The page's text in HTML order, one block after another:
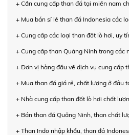
+ Cần cung cấp than đá tại miền nam
+ Mua bán sỉ lẻ than đá Indonesia các
+ Cung cấp các loại than đốt lò hơi, uy
+ Cung cấp than Quảng Ninh trong các
+ Đơn vị hàng đầu về dịch vụ cung cấp
+ Mua than đá giá rẻ, chất lượng ở đâu
+ Nhà cung cấp than đốt lò hơi chất
+ Bán than đá Quảng Ninh, than chất
+ Than Indo nhập khẩu, than đá